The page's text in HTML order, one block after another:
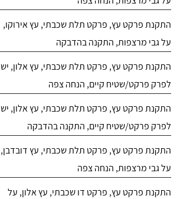
התקנת פרקט עץ, פרקט תלת שכבתי, עץ אירוקו,
על גבי מרצפות, התקנה בהדבקה
התקנת פרקט עץ, פרקט תלת שכבתי, עץ אלון, יש
לפרק פרקט/שטיח קיים, הנחה צפה
התקנת פרקט עץ, פרקט תלת שכבתי, עץ אלון, יש
לפרק פרקט/שטיח קיים, התקנה בהדבקה
התקנת פרקט עץ, פרקט תלת שכבתי, עץ דובדבן,
על גבי מרצפות, הנחה צפה
התקנת פרקט עץ, פרקט דו שכבתי, עץ אלון, על